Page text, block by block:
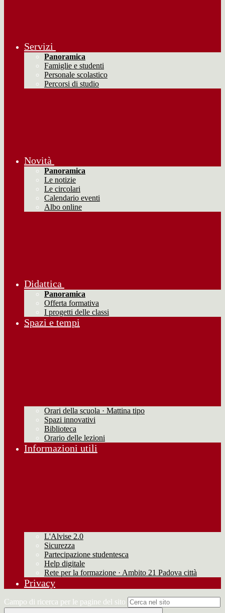
Servizi
Panoramica
Famiglie e studenti
Personale scolastico
Percorsi di studio
Novità
Panoramica
Le notizie
Le circolari
Calendario eventi
Albo online
Didattica
Panoramica
Offerta formativa
I progetti delle classi
Spazi e tempi
Orari della scuola · Mattina tipo
Spazi innovativi
Biblioteca
Orario delle lezioni
Informazioni utili
L'Alvise 2.0
Sicurezza
Partecipazione studentesca
Help digitale
Rete per la formazione · Ambito 21 Padova città
Privacy
Campo di ricerca per le pagine del sito